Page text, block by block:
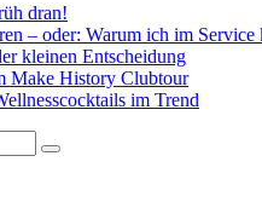
dran!
– oder: Warum ich im Service
kleinen Entscheidung
Make History Clubtour
im Trend